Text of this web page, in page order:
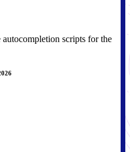
autocompletion scripts for the